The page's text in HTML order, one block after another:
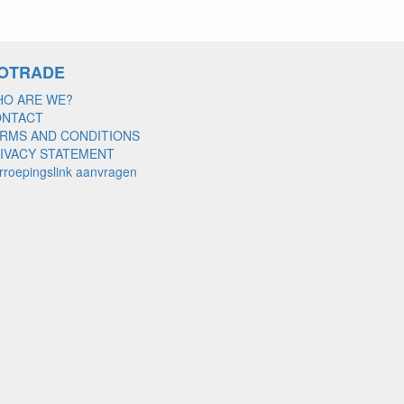
ARE WE?
AND CONDITIONS
STATEMENT
aanvragen